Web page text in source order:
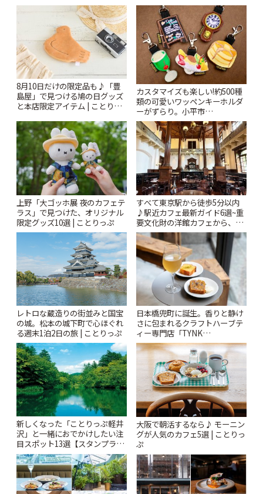
8月10日だけの限定品も♪「豊
島屋」で見つける鳩の日グッズ
と本店限定アイテム | ことりっ
カスタマイズも楽しい!約500種
類の可愛いワッペンキーホルダ
ーがずらり。小平市
「Kimamaya T&K」 | ことりっ
ぷ
上野「大ゴッホ展 夜のカフェテ
ラス」で見つけた、オリジナル
限定グッズ10選 | ことりっぷ
すべて東京駅から徒歩5分以内
♪駅近カフェ最新ガイド6選~重
要文化財の洋館カフェから、改
札すぐのレトロ喫茶まで~ | こと
りっぷ
レトロな蔵造りの街並みと国宝
の城。松本の城下町で心ほぐれ
る週末1泊2日の旅 | ことりっぷ
日本橋兜町に誕生。香りと静け
さに包まれるクラフトハーブテ
ィー専門店「TYNK
Kabutocho」 | ことりっぷ
新しくなった「ことりっぷ軽井
沢」と一緒におでかけしたい注
目スポット13選【スタンプラリ
ー開催中】 | ことりっぷ
大阪で朝活するなら♪ モーニン
グが人気のカフェ5選 | ことりっ
ぷ